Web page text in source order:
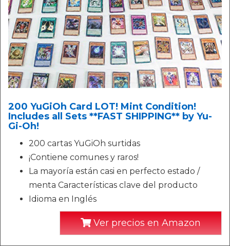
200 YuGiOh Card LOT! Mint Condition!
Includes all Sets **FAST SHIPPING** by Yu-
Gi-Oh!
200 cartas YuGiOh surtidas
¡Contiene comunes y raros!
La mayoría están casi en perfecto estado /
menta Características clave del producto
Idioma en Inglés
Ver precios en Amazon